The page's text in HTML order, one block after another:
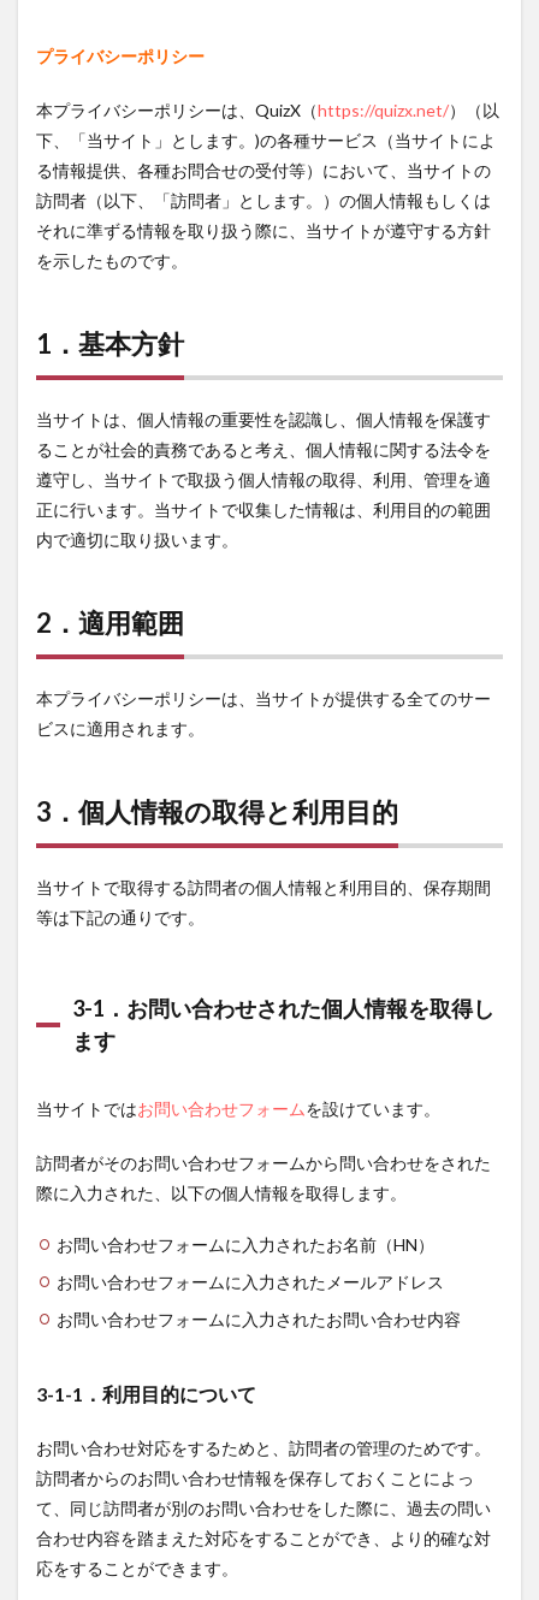
3-1-3．個
について
3-2．
Cookie
による
個人情
報の取
2.3.2.1
3-2-1．利
用目的に
2.3.2.2
3-2-2．第
三者によ
るCookie
情報の取
得につい
3-2-3．第
三者への
報等の広
利用停止
2.3.2.4
3-2-4．
Cookie情
信の許
可・拒否
について
人情
報の
管理
4-1. 情
確性の
確保
4-2. 安
措置
2.4.3
の廃棄
4-4. 個
人情報
の開
正、追
加、削
プライバシーポリシー
本プライバシーポリシーは、QuizX（https://quizx.net/）（以
下、「当サイト」とします。)の各種サービス（当サイトによ
る情報提供、各種お問合せの受付等）において、当サイトの
訪問者（以下、「訪問者」とします。）の個人情報もしくは
それに準ずる情報を取り扱う際に、当サイトが遵守する方針
を示したものです。
1．基本方針
当サイトは、個人情報の重要性を認識し、個人情報を保護す
ることが社会的責務であると考え、個人情報に関する法令を
遵守し、当サイトで取扱う個人情報の取得、利用、管理を適
正に行います。当サイトで収集した情報は、利用目的の範囲
内で適切に取り扱います。
2．適用範囲
本プライバシーポリシーは、当サイトが提供する全てのサー
ビスに適用されます。
3．個人情報の取得と利用目的
当サイトで取得する訪問者の個人情報と利用目的、保存期間
等は下記の通りです。
3-1．お問い合わせされた個人情報を取得し
ます
当サイトではお問い合わせフォームを設けています。
訪問者がそのお問い合わせフォームから問い合わせをされた
際に入力された、以下の個人情報を取得します。
お問い合わせフォームに入力されたお名前（HN）
お問い合わせフォームに入力されたメールアドレス
お問い合わせフォームに入力されたお問い合わせ内容
3-1-1．利用目的について
お問い合わせ対応をするためと、訪問者の管理のためです。
訪問者からのお問い合わせ情報を保存しておくことによっ
て、同じ訪問者が別のお問い合わせをした際に、過去の問い
合わせ内容を踏まえた対応をすることができ、より的確な対
応をすることができます。